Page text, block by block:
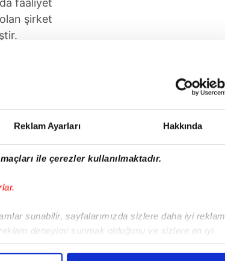
Reklam Ayarları Hakkında
ile çerezler kullanılmaktadır.
sunabilir, sayfalarımızda sizlere daha iyi reklam
deneyimi sunmak olduğunu ve sizlere en iyi
noktada, reklamların maliyetlerimizi karşılamak
faaliyet
şirket
Ak
seçilmiş